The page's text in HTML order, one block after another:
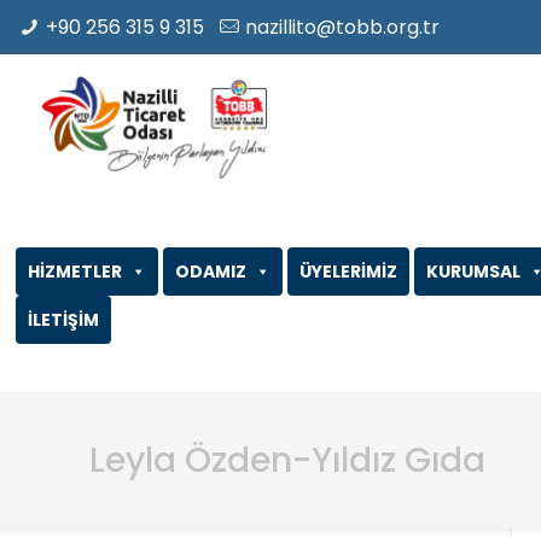
+90 256 315 9 315 nazillito@tobb.org.tr
ODAMIZ
HİZMETLER ÜYELERİMİZ
KURUMSAL
İLETİŞİM
Leyla Özden-Yıldız Gıda